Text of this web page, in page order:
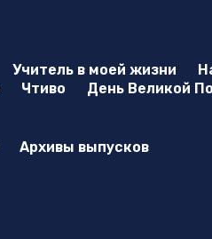
Учитель в моей жизни
Чтиво День Великой
Архивы выпусков